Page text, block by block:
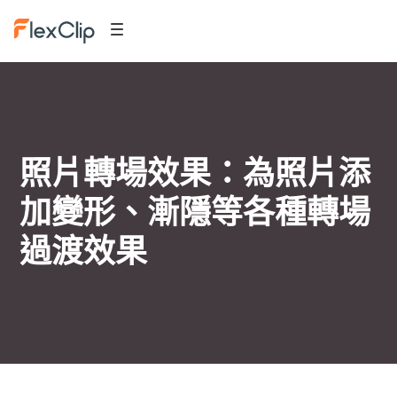
照片轉場效果：為照片添
加變形、漸隱等各種轉場
過渡效果